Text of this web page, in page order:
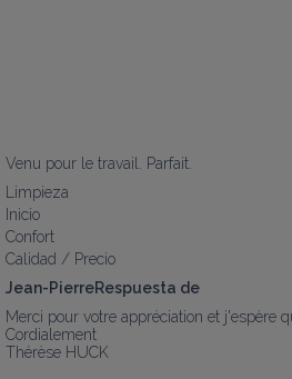
Venu pour le travail. Parfait.
Limpieza
Inicio
Confort
Calidad / Precio
Jean-PierreRespuesta de
Merci pour votre appréciation et j'espère
Cordialement
Thérèse HUCK